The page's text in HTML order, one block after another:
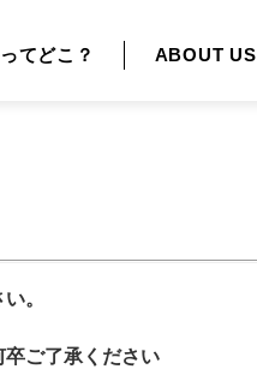
てどこ？ ABOUT US
。
ご了承ください